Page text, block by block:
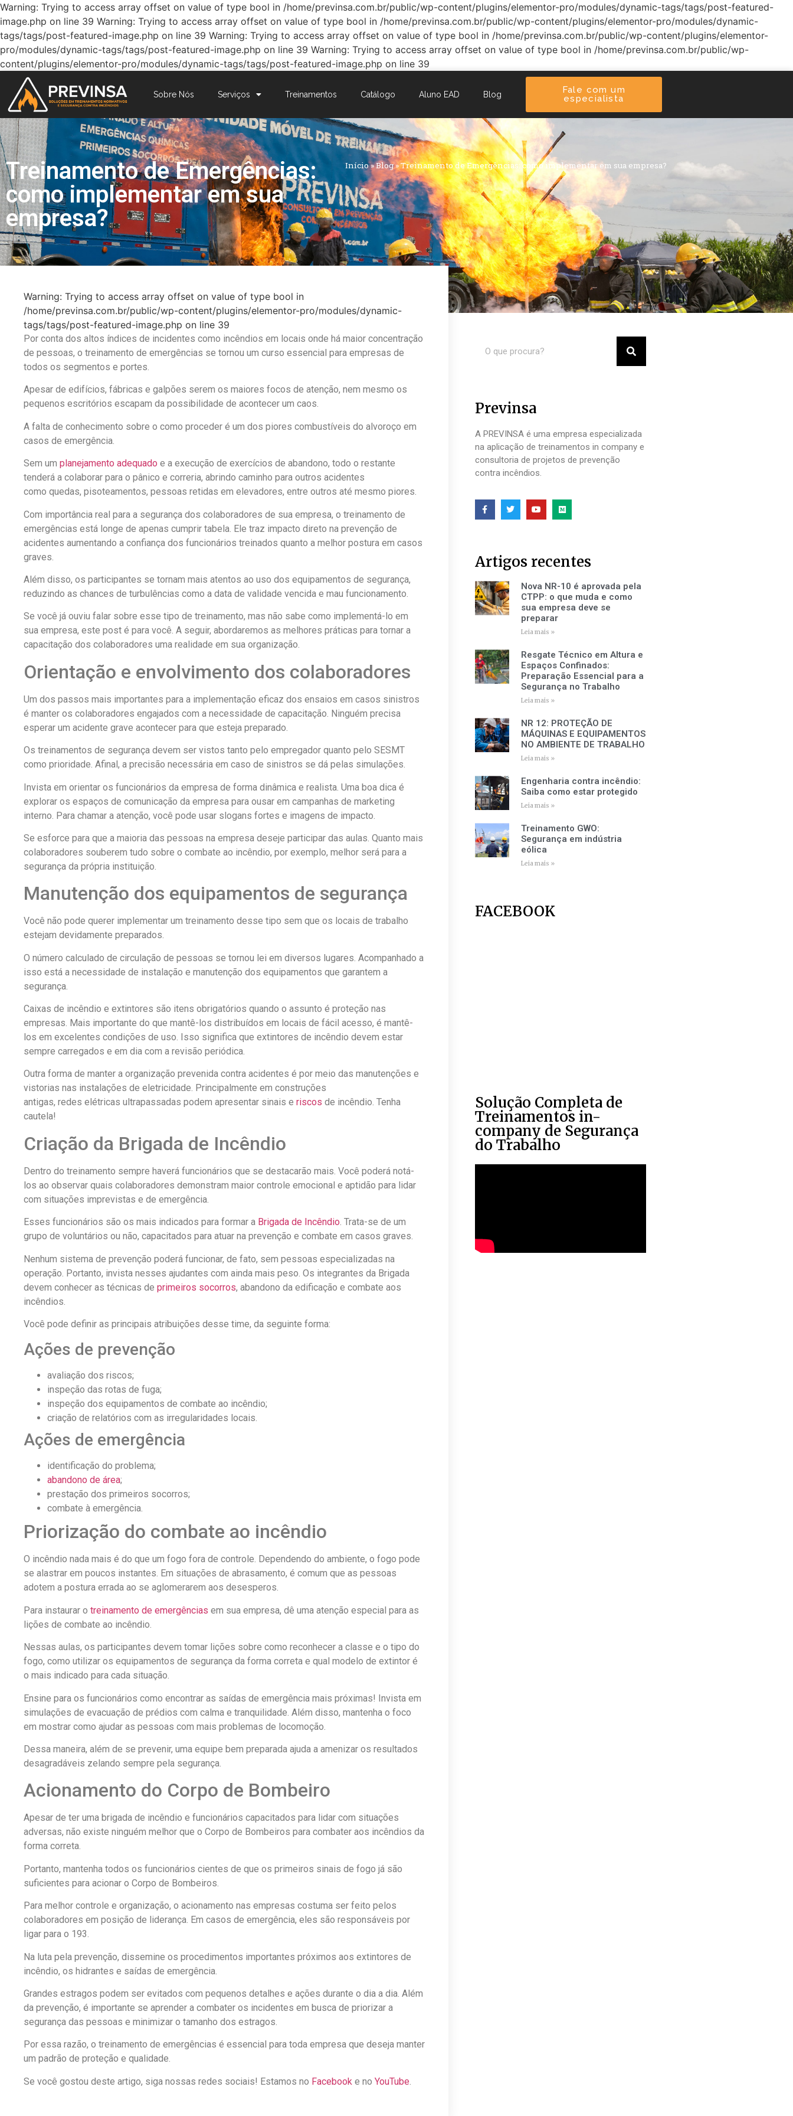
Warning: Trying to access array offset on value of type bool in /home/previnsa.com.br/public/wp-content/plugins/elementor-pro/modules/dynamic-tags/tags/post-featured-
image.php on line 39 Warning: Trying to access array offset on value of type bool in /home/previnsa.com.br/public/wp-content/plugins/elementor-pro/modules/dynamic-
tags/tags/post-featured-image.php on line 39 Warning: Trying to access array offset on value of type bool in /home/previnsa.com.br/public/wp-content/plugins/elementor-
pro/modules/dynamic-tags/tags/post-featured-image.php on line 39 Warning: Trying to access array offset on value of type bool in /home/previnsa.com.br/public/wp-
content/plugins/elementor-pro/modules/dynamic-tags/tags/post-featured-image.php on line 39
Sobre Nós Serviços Treinamentos Catálogo Aluno EAD Blog
Fale com um
especialista
Treinamento de Emergências:
como implementar em sua
empresa?
Início»Blog»Treinamento de Emergências: como implementar em sua empresa?
Warning: Trying to access array offset on value of type bool in
/home/previnsa.com.br/public/wp-content/plugins/elementor-pro/modules/dynamic-
tags/tags/post-featured-image.php on line 39
Por conta dos altos índices de incidentes como incêndios em locais onde há maior concentração
de pessoas, o treinamento de emergências se tornou um curso essencial para empresas de
todos os segmentos e portes.
Apesar de edifícios, fábricas e galpões serem os maiores focos de atenção, nem mesmo os
pequenos escritórios escapam da possibilidade de acontecer um caos.
A falta de conhecimento sobre o como proceder é um dos piores combustíveis do alvoroço em
casos de emergência.
Sem um planejamento adequado e a execução de exercícios de abandono, todo o restante
tenderá a colaborar para o pânico e correria, abrindo caminho para outros acidentes
como quedas, pisoteamentos, pessoas retidas em elevadores, entre outros até mesmo piores.
Com importância real para a segurança dos colaboradores de sua empresa, o treinamento de
emergências está longe de apenas cumprir tabela. Ele traz impacto direto na prevenção de
acidentes aumentando a confiança dos funcionários treinados quanto a melhor postura em casos
graves.
Além disso, os participantes se tornam mais atentos ao uso dos equipamentos de segurança,
reduzindo as chances de turbulências como a data de validade vencida e mau funcionamento.
Se você já ouviu falar sobre esse tipo de treinamento, mas não sabe como implementá-lo em
sua empresa, este post é para você. A seguir, abordaremos as melhores práticas para tornar a
capacitação dos colaboradores uma realidade em sua organização.
Orientação e envolvimento dos colaboradores
Um dos passos mais importantes para a implementação eficaz dos ensaios em casos sinistros
é manter os colaboradores engajados com a necessidade de capacitação. Ninguém precisa
esperar um acidente grave acontecer para que esteja preparado.
Os treinamentos de segurança devem ser vistos tanto pelo empregador quanto pelo SESMT
como prioridade. Afinal, a precisão necessária em caso de sinistros se dá pelas simulações.
Invista em orientar os funcionários da empresa de forma dinâmica e realista. Uma boa dica é
explorar os espaços de comunicação da empresa para ousar em campanhas de marketing
interno. Para chamar a atenção, você pode usar slogans fortes e imagens de impacto.
Se esforce para que a maioria das pessoas na empresa deseje participar das aulas. Quanto mais
colaboradores souberem tudo sobre o combate ao incêndio, por exemplo, melhor será para a
segurança da própria instituição.
Manutenção dos equipamentos de segurança
Você não pode querer implementar um treinamento desse tipo sem que os locais de trabalho
estejam devidamente preparados.
O número calculado de circulação de pessoas se tornou lei em diversos lugares. Acompanhado a
isso está a necessidade de instalação e manutenção dos equipamentos que garantem a
segurança.
Caixas de incêndio e extintores são itens obrigatórios quando o assunto é proteção nas
empresas. Mais importante do que mantê-los distribuídos em locais de fácil acesso, é mantê-
los em excelentes condições de uso. Isso significa que extintores de incêndio devem estar
sempre carregados e em dia com a revisão periódica.
Outra forma de manter a organização prevenida contra acidentes é por meio das manutenções e
vistorias nas instalações de eletricidade. Principalmente em construções
antigas, redes elétricas ultrapassadas podem apresentar sinais e riscos de incêndio. Tenha
cautela!
Criação da Brigada de Incêndio
Dentro do treinamento sempre haverá funcionários que se destacarão mais. Você poderá notá-
los ao observar quais colaboradores demonstram maior controle emocional e aptidão para lidar
com situações imprevistas e de emergência.
Esses funcionários são os mais indicados para formar a Brigada de Incêndio. Trata-se de um
grupo de voluntários ou não, capacitados para atuar na prevenção e combate em casos graves.
Nenhum sistema de prevenção poderá funcionar, de fato, sem pessoas especializadas na
operação. Portanto, invista nesses ajudantes com ainda mais peso. Os integrantes da Brigada
devem conhecer as técnicas de primeiros socorros, abandono da edificação e combate aos
incêndios.
Você pode definir as principais atribuições desse time, da seguinte forma:
Ações de prevenção
avaliação dos riscos;
inspeção das rotas de fuga;
inspeção dos equipamentos de combate ao incêndio;
criação de relatórios com as irregularidades locais.
Ações de emergência
identificação do problema;
abandono de área;
prestação dos primeiros socorros;
combate à emergência.
Priorização do combate ao incêndio
O incêndio nada mais é do que um fogo fora de controle. Dependendo do ambiente, o fogo pode
se alastrar em poucos instantes. Em situações de abrasamento, é comum que as pessoas
adotem a postura errada ao se aglomerarem aos desesperos.
Para instaurar o treinamento de emergências em sua empresa, dê uma atenção especial para as
lições de combate ao incêndio.
Nessas aulas, os participantes devem tomar lições sobre como reconhecer a classe e o tipo do
fogo, como utilizar os equipamentos de segurança da forma correta e qual modelo de extintor é
o mais indicado para cada situação.
Ensine para os funcionários como encontrar as saídas de emergência mais próximas! Invista em
simulações de evacuação de prédios com calma e tranquilidade. Além disso, mantenha o foco
em mostrar como ajudar as pessoas com mais problemas de locomoção.
Dessa maneira, além de se prevenir, uma equipe bem preparada ajuda a amenizar os resultados
desagradáveis zelando sempre pela segurança.
Acionamento do Corpo de Bombeiro
Apesar de ter uma brigada de incêndio e funcionários capacitados para lidar com situações
adversas, não existe ninguém melhor que o Corpo de Bombeiros para combater aos incêndios da
forma correta.
Portanto, mantenha todos os funcionários cientes de que os primeiros sinais de fogo já são
suficientes para acionar o Corpo de Bombeiros.
Para melhor controle e organização, o acionamento nas empresas costuma ser feito pelos
colaboradores em posição de liderança. Em casos de emergência, eles são responsáveis por
ligar para o 193.
Na luta pela prevenção, dissemine os procedimentos importantes próximos aos extintores de
incêndio, os hidrantes e saídas de emergência.
Grandes estragos podem ser evitados com pequenos detalhes e ações durante o dia a dia. Além
da prevenção, é importante se aprender a combater os incidentes em busca de priorizar a
segurança das pessoas e minimizar o tamanho dos estragos.
Por essa razão, o treinamento de emergências é essencial para toda empresa que deseja manter
um padrão de proteção e qualidade.
Se você gostou deste artigo, siga nossas redes sociais! Estamos no Facebook e no YouTube
Previnsa
A PREVINSA é uma empresa especializada
na aplicação de treinamentos in company e
consultoria de projetos de prevenção
contra incêndios.
Artigos recentes
Nova NR-10 é aprovada pela
CTPP: o que muda e como
sua empresa deve se
preparar
Leia mais »
Resgate Técnico em Altura e
Espaços Confinados:
Preparação Essencial para a
Segurança no Trabalho
Leia mais »
NR 12: PROTEÇÃO DE
MÁQUINAS E EQUIPAMENTOS
NO AMBIENTE DE TRABALHO
Leia mais »
Engenharia contra incêndio:
Saiba como estar protegido
Leia mais »
Treinamento GWO:
Segurança em indústria
eólica
Leia mais »
FACEBOOK
Solução Completa de
Treinamentos in-
company de Segurança
do Trabalho